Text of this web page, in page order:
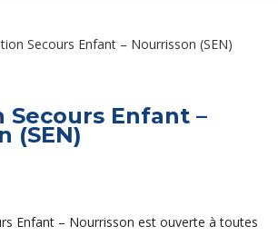
Secours Enfant – Nourrisson (SEN)
Secours Enfant –
(SEN)
Enfant – Nourrisson est ouverte à toutes